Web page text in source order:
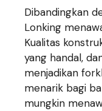
Dibandingkan
Lonking
Kualitas
yang handal,
menjadikan
menarik bagi
mungkin